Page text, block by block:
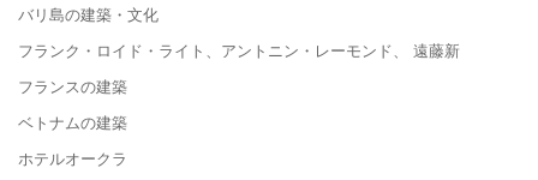
バリ島の建築・文化
フランク・ロイド・ライト、アントニン・レーモンド、 遠藤新
フランスの建築
ベトナムの建築
ホテルオークラ